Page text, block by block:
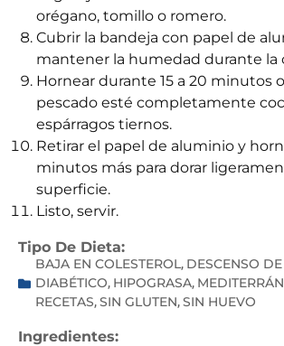
orégano, tomillo o romero.
Cubrir la bandeja con papel de
mantener la humedad durante la
Hornear durante 15 a 20 minutos
pescado esté completamente
espárragos tiernos.
Retirar el papel de aluminio y
minutos más para dorar
superficie.
Listo, servir.
Tipo De Dieta:
BAJA EN COLESTEROL, DESCENSO
DIABÉTICO, HIPOGRASA,
RECETAS,SIN GLUTEN,SIN HUEVO
Ingredientes: